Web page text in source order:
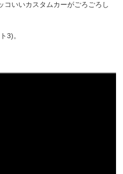
コいいカスタムカーがごろごろし
3)。